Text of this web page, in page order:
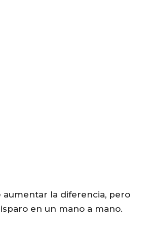
aumentar la diferencia, pero
en un mano a mano.